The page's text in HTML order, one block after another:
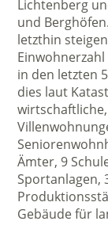
Lichtenberg
und
letzthin
in den letzten
dies laut
Ämter, 9
Sportanlagen,
Gebäude für